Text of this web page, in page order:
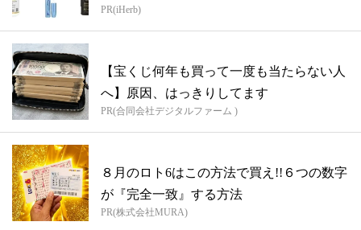
PR(iHerb)
【宝くじ何年も買って一度も当たらない人
へ】原因、はっきりしてます
PR(合同会社デジタルファーム )
８月のロト6はこの方法で買え!!６つの数字
が『完全一致』する方法
PR(株式会社MURA)